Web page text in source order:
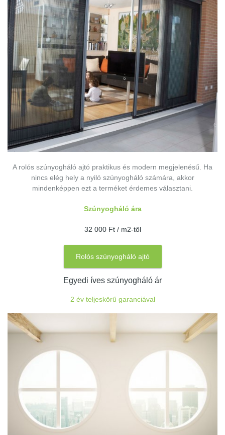
A rolós szúnyogháló ajtó praktikus és modern megjelenésű. Ha
nincs elég hely a nyiló szúnyogháló számára, akkor
mindenképpen ezt a terméket érdemes választani.
Szúnyogháló ára
32 000 Ft / m2-től
Rolós szúnyogháló ajtó
Egyedi íves szúnyogháló ár
2 év teljeskörű garanciával